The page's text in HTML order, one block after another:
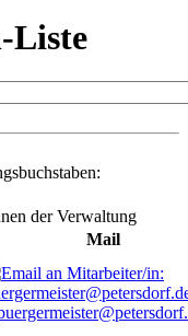
Liste
der Verwaltung
Mail